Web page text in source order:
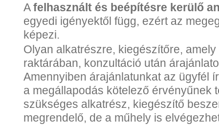
Afelhasznált és beépítésre kerülő
egyedi igényektől függ, ezért az
képezi.
Olyan alkatrészre, kiegészítőre,
raktárában, konzultáció után
Amennyiben árajánlatunkat az ügyfél
a megállapodás kötelező érvényűnek
szükséges alkatrész, kiegészítő
megrendelő, de a műhely is